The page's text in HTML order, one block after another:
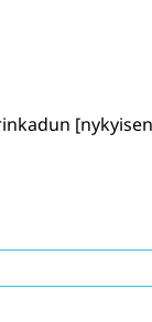
[nykyisen